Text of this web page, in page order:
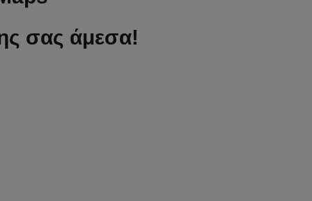
σας άμεσα!